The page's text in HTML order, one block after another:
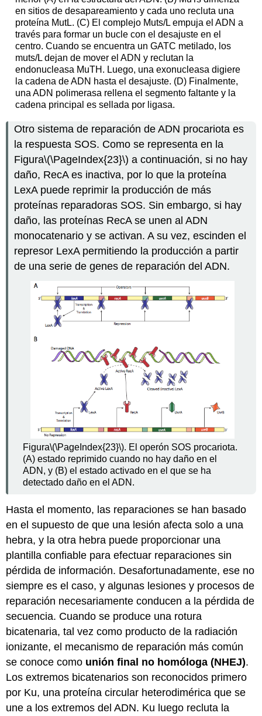
en sitios de desapareamiento y cada uno recluta una
proteína MutL. (C) El complejo Muts/L empuja el ADN a
través para formar un bucle con el desajuste en el
centro. Cuando se encuentra un GATC metilado, los
muts/L dejan de mover el ADN y reclutan la
endonucleasa MuTH. Luego, una exonucleasa digiere
la cadena de ADN hasta el desajuste. (D) Finalmente,
una ADN polimerasa rellena el segmento faltante y la
cadena principal es sellada por ligasa.
Otro sistema de reparación de ADN procariota es
la respuesta SOS. Como se representa en la
Figura\(\PageIndex{23}\) a continuación, si no hay
daño, RecA es inactiva, por lo que la proteína
LexA puede reprimir la producción de más
proteínas reparadoras SOS. Sin embargo, si hay
daño, las proteínas RecA se unen al ADN
monocatenario y se activan. A su vez, escinden el
represor LexA permitiendo la producción a partir
de una serie de genes de reparación del ADN.
Figura\(\PageIndex{23}\). El operón SOS procariota.
(A) estado reprimido cuando no hay daño en el
ADN, y (B) el estado activado en el que se ha
detectado daño en el ADN.
Hasta el momento, las reparaciones se han basado
en el supuesto de que una lesión afecta solo a una
hebra, y la otra hebra puede proporcionar una
plantilla confiable para efectuar reparaciones sin
pérdida de información. Desafortunadamente, ese no
siempre es el caso, y algunas lesiones y procesos de
reparación necesariamente conducen a la pérdida de
secuencia. Cuando se produce una rotura
bicatenaria, tal vez como producto de la radiación
ionizante, el mecanismo de reparación más común
se conoce como unión final no homóloga (NHEJ).
Los extremos bicatenarios son reconocidos primero
por Ku, una proteína circular heterodimérica que se
une a los extremos del ADN. Ku luego recluta la